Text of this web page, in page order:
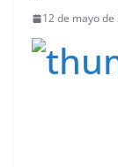
12 de mayo de